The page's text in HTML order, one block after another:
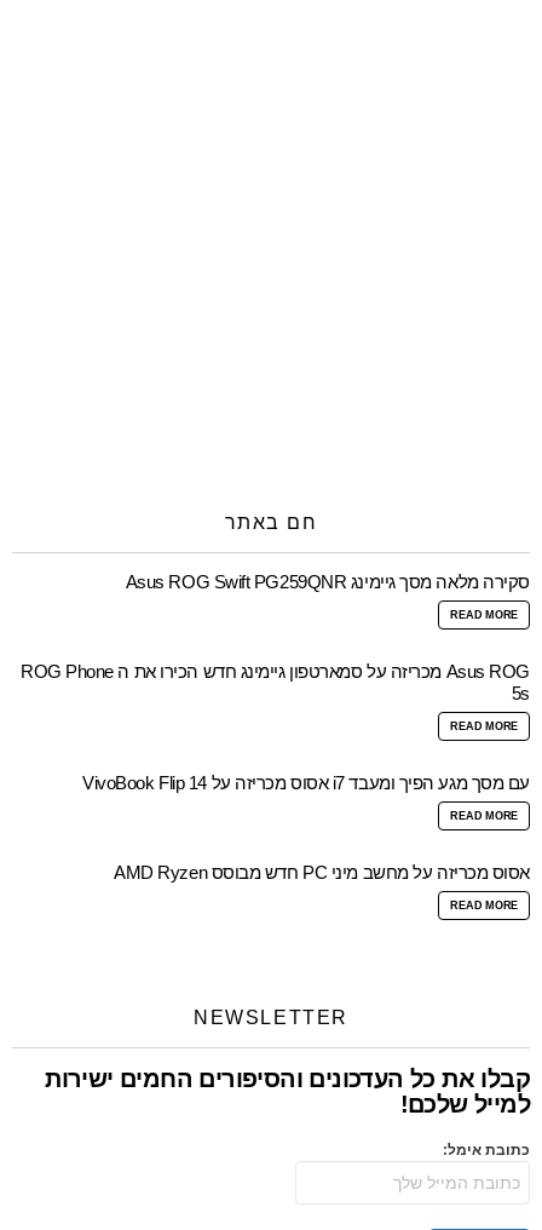
חם באתר
סקירה מלאה מסך גיימינג Asus ROG Swift PG259QNR
READ MORE
Asus ROG מכריזה על סמארטפון גיימינג חדש הכירו את ה ROG Phone
5s
READ MORE
עם מסך מגע הפיך ומעבד i7 אסוס מכריזה על VivoBook Flip 14
READ MORE
אסוס מכריזה על מחשב מיני PC חדש מבוסס AMD Ryzen
READ MORE
NEWSLETTER
קבלו את כל העדכונים והסיפורים החמים ישירות
למייל שלכם!
כתובת אימל: